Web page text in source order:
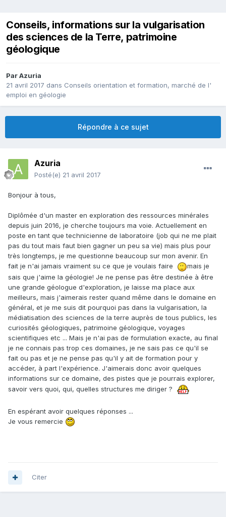
Conseils, informations sur la vulgarisation
des sciences de la Terre, patrimoine
géologique
ParAzuria
21 avril 2017 dans Conseils orientation et formation, marché de l'
emploi en géologie
Répondre à ce sujet
Azuria
Posté(e) 21 avril 2017
Bonjour à tous,
Diplômée d'un master en exploration des ressources minérales
depuis juin 2016, je cherche toujours ma voie. Actuellement en
poste en tant que technicienne de laboratoire (job qui ne me plait
pas du tout mais faut bien gagner un peu sa vie) mais plus pour
très longtemps, je me questionne beaucoup sur mon avenir. En
fait je n'ai jamais vraiment su ce que je voulais faire
mais je
sais que j'aime la géologie! Je ne pense pas être destinée à être
une grande géologue d'exploration, je laisse ma place aux
meilleurs, mais j'aimerais rester quand même dans le domaine en
général, et je me suis dit pourquoi pas dans la vulgarisation, la
médiatisation des sciences de la terre auprès de tous publics, les
curiosités géologiques, patrimoine géologique, voyages
scientifiques etc ... Mais je n'ai pas de formulation exacte, au final
je ne connais pas trop ces domaines, je ne sais pas ce qu'il se
fait ou pas et je ne pense pas qu'il y ait de formation pour y
accéder, à part l'expérience. J'aimerais donc avoir quelques
informations sur ce domaine, des pistes que je pourrais explorer,
savoir vers quoi, qui, quelles structures me diriger ?
En espérant avoir quelques réponses ...
Je vous remercie
Citer